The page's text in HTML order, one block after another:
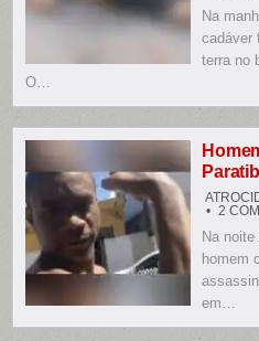
Na
cadáver
terra no
O…
2
Na
homem
em…